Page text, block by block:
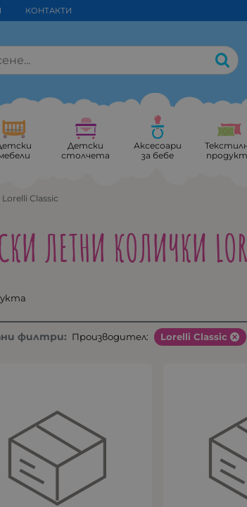
КОНТАКТИ
Детски
столчета
Аксесоари
за бебе
Lorelli Classic
ЛЕТНИ КОЛИЧКИ
филтри: Производител: Lorelli Classic